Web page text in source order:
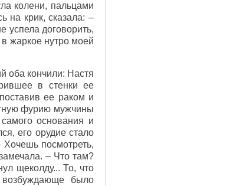
колени, пальцами
на крик, сказала: –
успела договорить,
жаркое нутро моей
оба кончили: Настя
в стенки ее
ее раком и
фурию мужчины
основания и
его орудие стало
посмотреть,
– Что там?
щеколду... То, что
возбуждающе было